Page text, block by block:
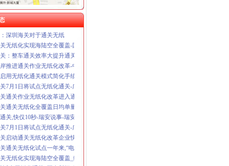
纸化通关范围扩大,我市近万企业受惠·台州商报
闻】广东4海关试点无纸化通关快一分钟_在昨日举行_宝宝树
深圳海关对于通关无纸
无纸化实现海陆空全覆盖-国内经济新闻-好买基金网
：整车通关效率大提升通关作业无纸化全覆盖-新闻快讯-中
推进通关作业无纸化改革-中国金融信息网
用无纸化通关模式简化手续提高效率_四川在线
7月1日将试点无纸化通关-广西新闻网
通关作业无纸化改革进入通关读秒时代_中国经济网——国家
通关无纸化全覆盖日均单量超过3万份-拓荒族
关,快仅10秒-瑞安说事-瑞安论坛
7月1日将试点无纸化通关-广西新闻网
启动通关无纸化改革企业快10秒完成通关--湖北频道--网
通关无纸化试点一年来,“电子单”达近万票--上海频道--
无纸化实现海陆空全覆盖_综合新闻_中国物流与采购网
试点无纸化通关_国内新闻_环球网